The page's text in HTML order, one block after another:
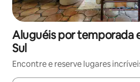
Aluguéis por temporada
Sul
Encontre e reserve lugares